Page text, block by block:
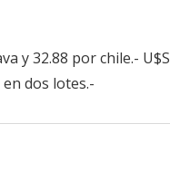
y 32.88 por chile.- U$S
dos lotes.-